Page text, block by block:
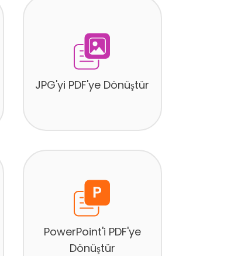
JPG'yi PDF'ye Dönüştür
PowerPoint'i PDF'ye
Dönüştür